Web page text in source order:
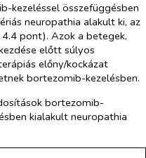
kezeléssel összefüggésben
neuropathia alakult ki, az
pont). Azok a betegek,
előtt súlyos
előny/kockázat
bortezomib-kezelésben.
bortezomib-
kialakult neuropathia